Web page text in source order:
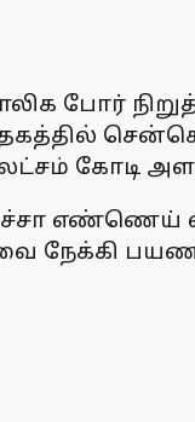
போர்
கோடி
கச்சா
நேக்கி